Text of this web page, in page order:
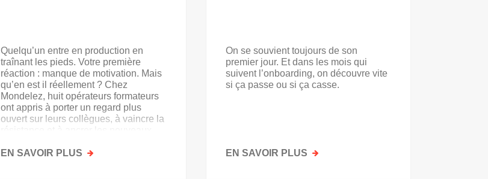
Quelqu’un entre en production en
traînant les pieds. Votre première
réaction : manque de motivation. Mais
qu’en est il réellement ? Chez
Mondelez, huit opérateurs formateurs
ont appris à porter un regard plus
ouvert sur leurs collègues, à vaincre la
résistance et à ancrer les nouveaux
EN SAVOIR PLUS SUR
On se souvient toujours de son
premier jour. Et dans les mois qui
suivent l’onboarding, on découvre vite
si ça passe ou si ça casse.
EN SAVOIR PLUS SUR